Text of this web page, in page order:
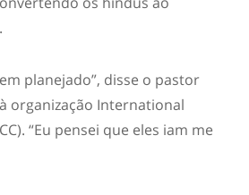
planejado”, disse o pastor
organização International
“Eu pensei que eles iam me